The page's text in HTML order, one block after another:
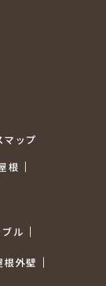
マップ
根
ル
根外壁